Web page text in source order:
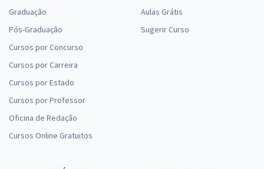
Graduação
Pós-Graduação
Cursos por Concurso
Cursos por Carreira
Cursos por Estado
Cursos por Professor
Oficina de Redação
Cursos Online Gratuitos
Aulas Grátis
Sugerir Curso